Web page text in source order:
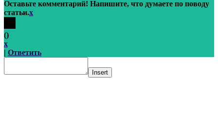
Оставьте комментарий! Напишите, что думаете по поводу
статьи.x
()
x
| Ответить
Insert